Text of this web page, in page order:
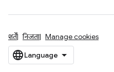
शर्तें निजता Manage cookies